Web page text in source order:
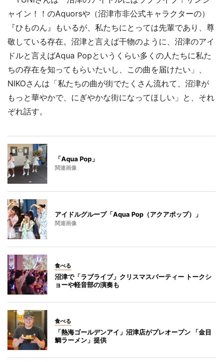
ャイン！！のAquorsや（沼津市非公式キャラクターの）
『ひものん』もいるが、私たちにとっては先輩であり、尊
敬している存在。沼津と言えば干物のように、沼津のアイ
ドルと言えばAqua Popというくらい多くの人たちに私た
ちの存在を知ってもらいたいし、この曲を届けたい」、
NIKOさんは「私たちの曲が街でたくさん流れて、沼津が
もっと華やかで、にぎやかな街になってほしい」と、それ
ぞれ話す。
「Aqua Pop」
関連画像
アイドルグループ「Aqua Pop（アクアポップ）」
関連画像
食べる
沼津で「ラブライブ」クリスマスパーティー トークシ
ョーや軽音部の演奏も
食べる
「熱海ゴールデンアイ」沼津店がプレオープン 「金目
鯛ラーメン」提供